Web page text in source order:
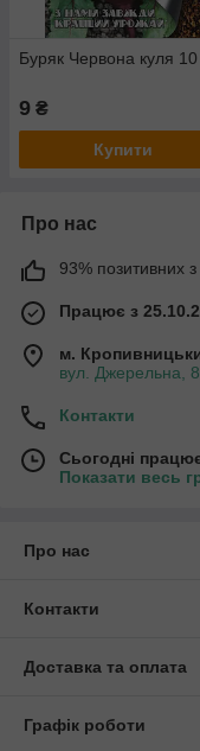
Буряк Червона куля 10
9 ₴
Купити
Про нас
93% позитивних з
Працює з
м.
вул. Джерельна,
Контакти
Сьогодні
Показати весь
Про нас
Контакти
Доставка та оплата
Графік роботи